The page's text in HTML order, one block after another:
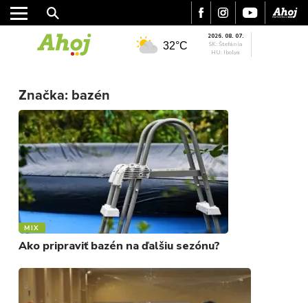
MESTO
REGIÓN
ŠPORT
KULTÚRA
FOTKY
VIDEO
MIX
32°C
2026. 08. 07.
SK: Štefánia
HU: Ibolya
Značka: bazén
MIX
Ako pripraviť bazén na ďalšiu sezónu?